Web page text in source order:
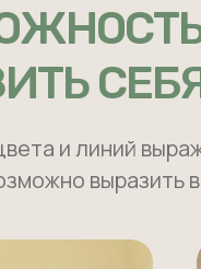
и линий
выразить